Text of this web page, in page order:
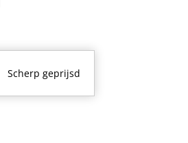
Scherp geprijsd